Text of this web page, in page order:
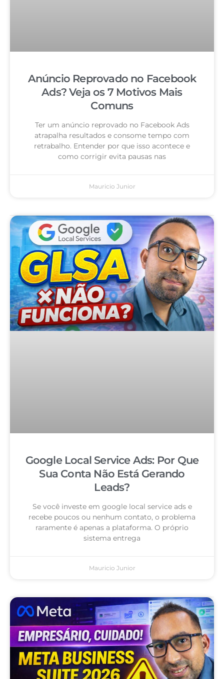
Anúncio Reprovado no Facebook
Ads? Veja os 7 Motivos Mais
Comuns
Ter um anúncio reprovado no Facebook Ads
atrapalha resultados e consome tempo com
retrabalho. Entender por que isso acontece e
como corrigir evita pausas nas
Mauricio Junior
Google Local Service Ads: Por Que
Sua Conta Não Está Gerando
Leads?
Se você investe em google local service ads e
recebe poucos ou nenhum contato, o problema
raramente é apenas a plataforma. O próprio
sistema entrega
Mauricio Junior